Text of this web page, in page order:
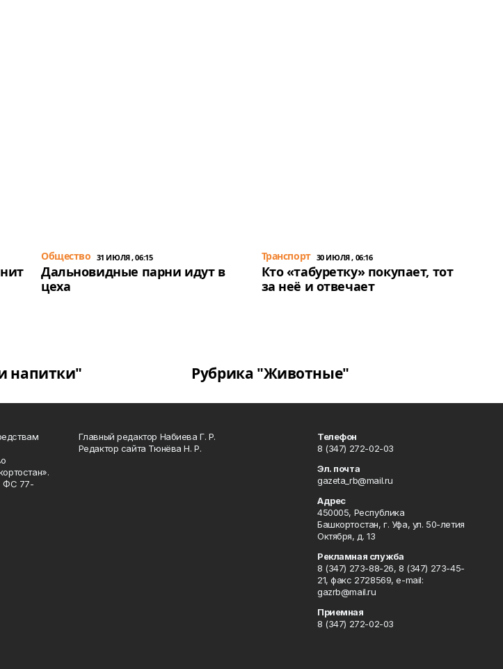
Общество 31 ИЮЛЯ , 06:15
Дальновидные парни идут в
цеха
Транспорт 30 ИЮЛЯ , 06:16
Кто «табуретку» покупает, тот
за неё и отвечает
напитки" Рубрика "Животные"
ФС 77-
Главный редактор Набиева Г. Р.
Редактор сайта Тюнёва Н. Р.
Телефон
8 (347) 272-02-03
Эл. почта
gazeta_rb@mail.ru
Адрес
450005, Республика
Башкортостан, г. Уфа, ул. 50-летия
Октября, д. 13
Рекламная служба
8 (347) 273-88-26, 8 (347) 273-45-
21, факс 2728569, e-mail:
gazrb@mail.ru
Приемная
8 (347) 272-02-03